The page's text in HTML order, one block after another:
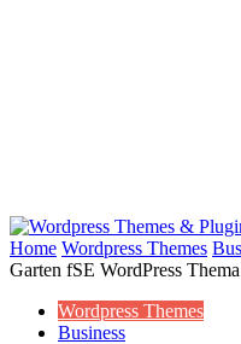
Home Wordpress Themes
Garten fSE WordPress Thema
Wordpress Themes
Business